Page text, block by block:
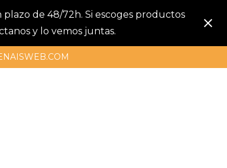
de 48/72h. Si escoges productos
y lo vemos juntas.